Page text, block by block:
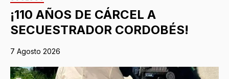
¡110 AÑOS DE CÁRCEL A
SECUESTRADOR CORDOBÉS!
7 Agosto 2026